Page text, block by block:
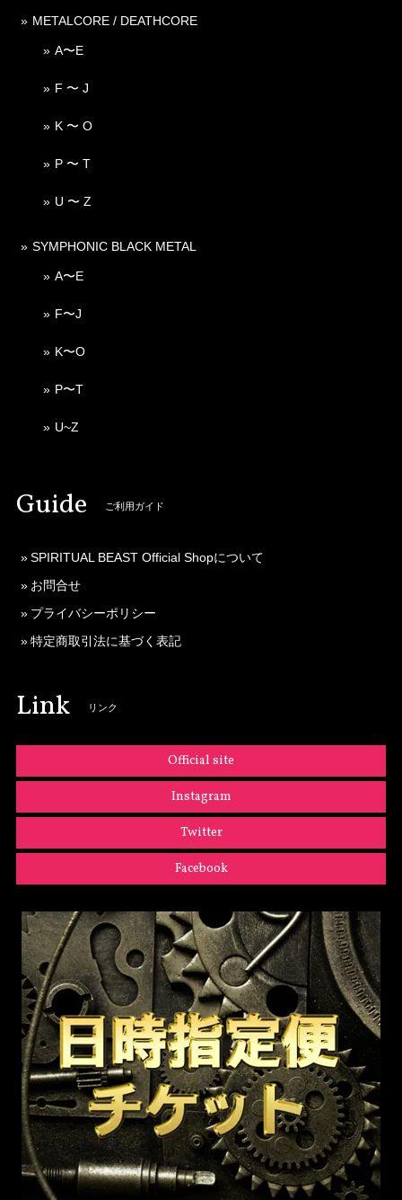
METALCORE / DEATHCORE
A〜E
F 〜 J
K 〜 O
P 〜 T
U 〜 Z
SYMPHONIC BLACK METAL
A〜E
F〜J
K〜O
P〜T
U~Z
Guide ご利用ガイド
SPIRITUAL BEAST Official Shopについて
お問合せ
プライバシーポリシー
特定商取引法に基づく表記
Link リンク
Official site
Instagram
Twitter
Facebook